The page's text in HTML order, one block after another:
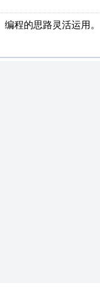
程的思路灵活运用